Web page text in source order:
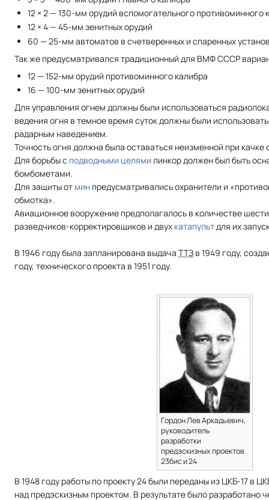
12 × 2 — 130-мм орудий вспомогательного противоминного
12 × 4 — 45-мм зенитных орудий
60 — 25-мм автоматов в счетверенных и спаренных
Так же предусматривался традиционный для ВМФ СССР
12 — 152-мм орудий противоминного калибра
16 — 100-мм зенитных орудий
Для управления огнем должны были использоваться
ведения огня в темное время суток должны были
радарным наведением.
Точность огня должна была оставаться неизменной при качке
Для борьбы с подводными целями линкор должен был быть
бомбометами.
Для защиты от мин предусматривались охранители и
обмотка».
Авиационное вооружение предполагалось в количестве
разведчиков-корректировщиков и двух катапультдля их
В 1946 году была запланирована выдача ТТЗ в 1949 году,
году, технического проекта в 1951 году.
Гордон Лев Аркадьевич,
руководитель
разработки
предэскизных проектов
23бис и 24
В 1948 году работы по проекту 24 были переданы из ЦКБ-17 в
над предэскизным проектом. В результате было разработано